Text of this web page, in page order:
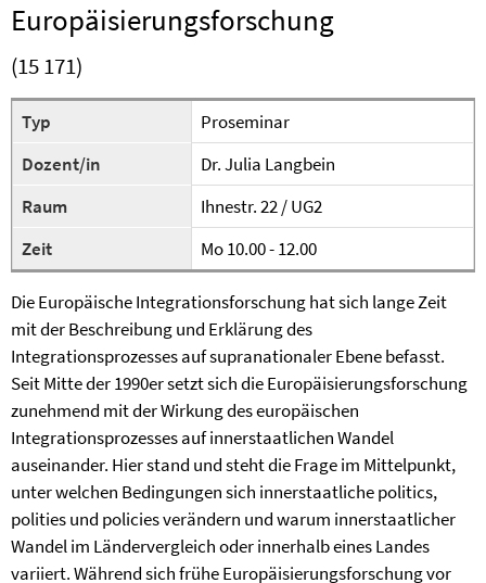
Europäisierungsforschung
(15 171)
Typ
Proseminar
Dozent/in
Dr. Julia Langbein
Raum
Ihnestr. 22 / UG2
Zeit
Mo 10.00 - 12.00
Die Europäische Integrationsforschung hat sich lange Zeit
mit der Beschreibung und Erklärung des
Integrationsprozesses auf supranationaler Ebene befasst.
Seit Mitte der 1990er setzt sich die Europäisierungsforschung
zunehmend mit der Wirkung des europäischen
Integrationsprozesses auf innerstaatlichen Wandel
auseinander. Hier stand und steht die Frage im Mittelpunkt,
unter welchen Bedingungen sich innerstaatliche politics,
polities und policies verändern und warum innerstaatlicher
Wandel im Ländervergleich oder innerhalb eines Landes
variiert. Während sich frühe Europäisierungsforschung vor